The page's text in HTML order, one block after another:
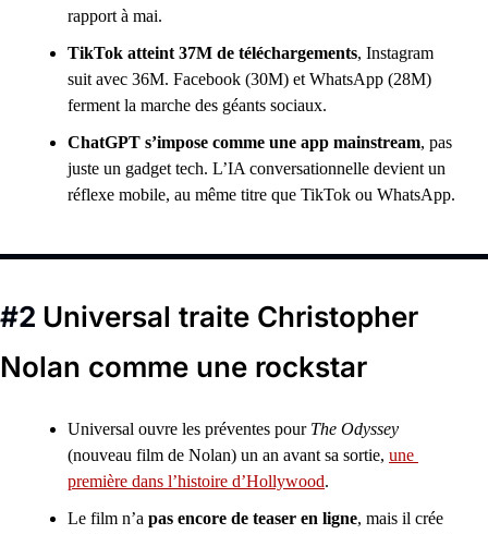
rapport à mai.
TikTok atteint 37M de téléchargements, Instagram
suit avec 36M. Facebook (30M) et WhatsApp (28M)
ferment la marche des géants sociaux.
ChatGPT s’impose comme une app mainstream, pas
juste un gadget tech. L’IA conversationnelle devient un
réflexe mobile, au même titre que TikTok ou WhatsApp.
#2 Universal traite Christopher
Nolan comme une rockstar
Universal ouvre les préventes pour The Odyssey
(nouveau film de Nolan) un an avant sa sortie, une
première dans l’histoire d’Hollywood.
Le film n’a pas encore de teaser en ligne, mais il crée